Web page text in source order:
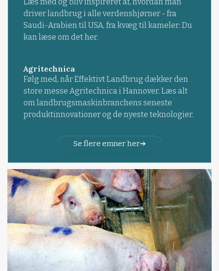
Læs med og bliv inspireret af, hvordan man
driver landbrug i alle verdenshjørner - fra
Saudi-Arabien til USA, fra kvæg til kameler: Du
kan læse om det her.
Agritechnica
Følg med, når Effektivt Landbrug dækker den
store messe Agritechnica i Hannover. Læs alt
om landbrugsmaskinbranchens seneste
produktinnovationer og de nyeste teknologier.
Se flere emner her